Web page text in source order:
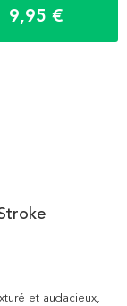
9,95 €
et audacieux,